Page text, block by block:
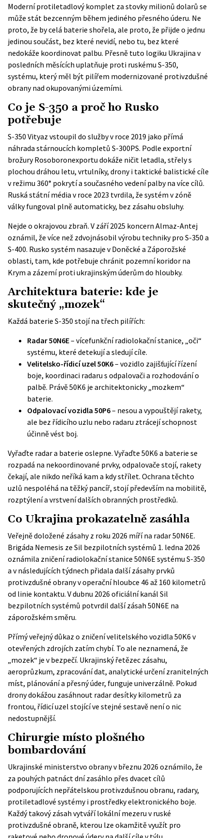
Moderní protiletadlový komplet za stovky milionů dolarů se
může stát bezcenným během jediného přesného úderu. Ne
proto, že by celá baterie shořela, ale proto, že přijde o jednu
jedinou součást, bez které nevidí, nebo tu, bez které
nedokáže koordinovat palbu. Přesně tuto logiku Ukrajina v
posledních měsících uplatňuje proti ruskému S-350,
systému, který měl být pilířem modernizované protivzdušné
obrany nad okupovanými územími.
Co je S-350 a proč ho Rusko
potřebuje
S-350 Vityaz vstoupil do služby v roce 2019 jako přímá
náhrada stárnoucích kompletů S-300PS. Podle exportní
brožury Rosoboronexportu dokáže ničit letadla, střely s
plochou dráhou letu, vrtulníky, drony i taktické balistické cíle
v režimu 360° pokrytí a současného vedení palby na více cílů.
Ruská státní média v roce 2023 tvrdila, že systém v zóně
války fungoval plně automaticky, bez zásahu obsluhy.
Nejde o okrajovou zbraň. V září 2025 koncern Almaz-Antej
oznámil, že více než zdvojnásobil výrobu techniky pro S-350 a
S-400. Rusko systém nasazuje v Doněcké a Záporožské
oblasti, tam, kde potřebuje chránit pozemní koridor na
Krym a zázemí proti ukrajinským úderům do hloubky.
Architektura baterie: kde je
skutečný „mozek“
Každá baterie S-350 stojí na třech pilířích:
Radar 50N6E– vícefunkční radiolokační stanice, „oči“
systému, které detekují a sledují cíle.
Velitelsko-řídicí uzel 50K6– vozidlo zajišťující řízení
boje, koordinaci radaru s odpalovači a rozhodování o
palbě. Právě 50K6 je architektonicky „mozkem“
baterie.
Odpalovací vozidla 50P6– nesou a vypouštějí rakety,
ale bez řídicího uzlu nebo radaru ztrácejí schopnost
účinně vést boj.
Vyřaďte radar a baterie oslepne. Vyřaďte 50K6 a baterie se
rozpadá na nekoordinované prvky, odpalovače stojí, rakety
čekají, ale nikdo neříká kam a kdy střílet. Ochrana těchto
uzlů nespoléhá na těžký pancíř, stojí především na mobilitě,
rozptýlení a vrstvení dalších obranných prostředků.
Co Ukrajina prokazatelně zasáhla
Veřejně doložené zásahy z roku 2026 míří na radar 50N6E.
Brigáda Nemesis ze Sil bezpilotních systémů 1. ledna 2026
oznámila zničení radiolokační stanice 50N6E systému S-350
a v následujících týdnech přidala další zásahy prvků
protivzdušné obrany v operační hloubce 46 až 160 kilometrů
od linie kontaktu. V dubnu 2026 oficiální kanál Sil
bezpilotních systémů potvrdil další zásah 50N6E na
záporožském směru.
Přímý veřejný důkaz o zničení velitelského vozidla 50K6 v
otevřených zdrojích zatím chybí. To ale neznamená, že
„mozek“ je v bezpečí. Ukrajinský řetězec zásahu,
aeroprůzkum, zpracování dat, analytické určení zranitelných
míst, plánování a přesný úder, funguje univerzálně. Pokud
drony dokážou zasáhnout radar desítky kilometrů za
frontou, řídicí uzel stojící ve stejné sestavě není o nic
nedostupnější.
Chirurgie místo plošného
bombardování
Ukrajinské ministerstvo obrany v březnu 2026 oznámilo, že
za pouhých patnáct dní zasáhlo přes dvacet cílů
podporujících nepřátelskou protivzdušnou obranu, radary,
protiletadlové systémy i prostředky elektronického boje.
Každý takový zásah vytváří lokální mezeru v ruské
protivzdušné obraně, kterou lze okamžitě využít pro